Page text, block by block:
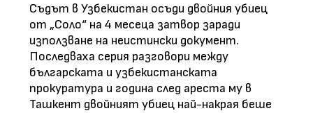
Съдът в Узбекистан осъди двойния убиец
от „Соло“ на 4 месеца затвор заради
използване на неистински документ.
Последваха серия разговори между
българската и узбекистанската
прокуратура и година след ареста му в
Ташкент двойният убиец най-накрая беше